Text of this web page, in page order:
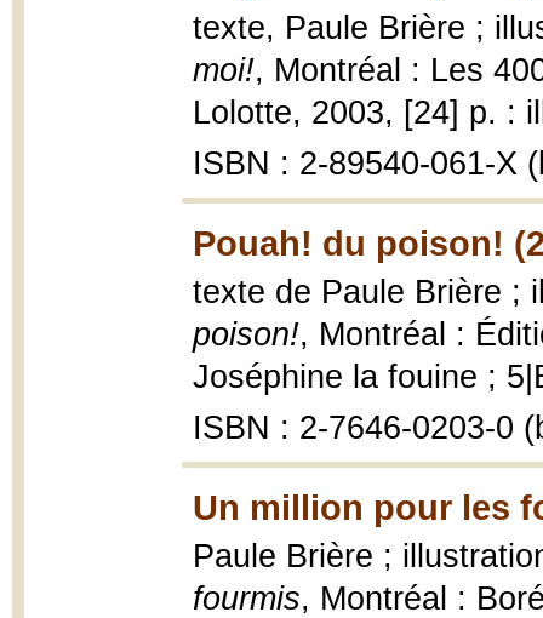
texte, Paule Brière ;
moi!, Montréal : Les
Lolotte, 2003, [24] p. :
ISBN : 2-89540-061-X
Pouah! du poison!
texte de Paule Brière ;
poison!, Montréal :
Joséphine la fouine ;
ISBN : 2-7646-0203-0
Un million pour les
Paule Brière ;
fourmis, Montréal :